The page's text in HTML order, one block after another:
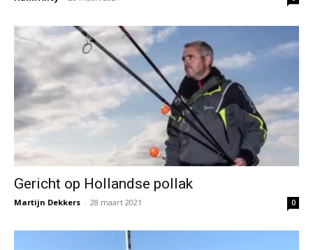
Gericht op Hollandse pollak
Martijn Dekkers - 28 maart 2021 0